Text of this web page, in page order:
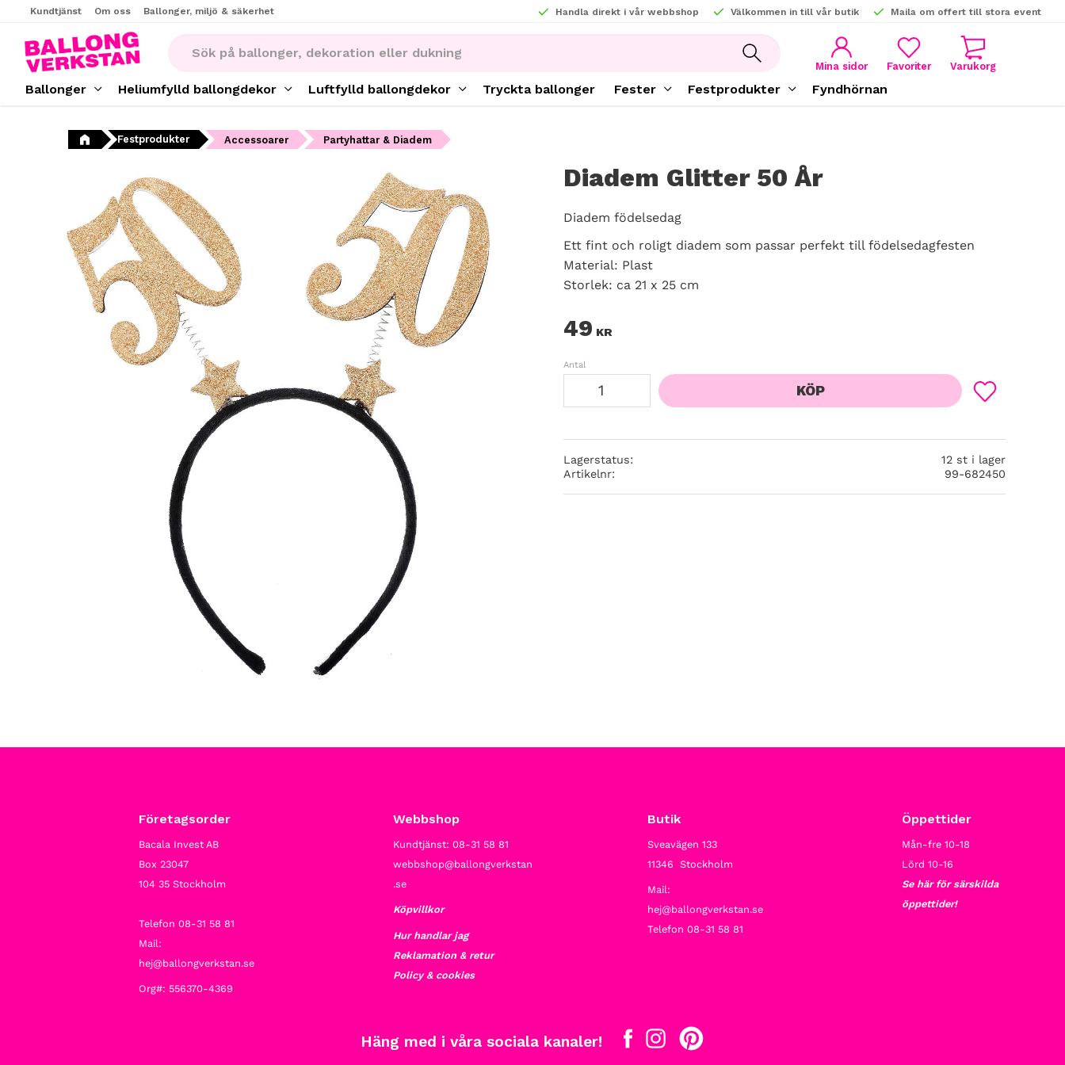
Kundtjänst Om oss Ballonger, miljö & säkerhet Handla direkt i vår webbshop Välkommen in till vår butik Maila om offert till stora event
Mina sidor
FAVORITER
KUNDVAGN
Ballonger Heliumfylld ballongdekor Luftfylld ballongdekor Tryckta ballonger Fester Festprodukter Fyndhörnan
Festprodukter Accessoarer Partyhattar & Diadem
Diadem Glitter 50 År
Diadem födelsedag
Ett fint och roligt diadem som passar perfekt till födelsedagfesten
Material: Plast
Storlek: ca 21 x 25 cm
49 KR
Antal
KÖP
Lägg till i
Lagerstatus
12 st i lager
Artikelnr
99-682450
Företagsorder
Bacala Invest AB
Box 23047
104 35 Stockholm
Telefon 08-31 58 81
Mail:
hej@ballongverkstan.se
Org#: 556370-4369
Webbshop
Kundtjänst: 08-31 58 81
webbshop@ballongverkstan
.se
Köpvillkor
Hur handlar jag
Reklamation & retur
Policy & cookies
Butik
Sveavägen 133
11346 Stockholm
Mail:
hej@ballongverkstan.se
Telefon 08-31 58 81
Öppettider
Mån-fre 10-18
Lörd 10-16
Se här för särskilda
öppettider!
Häng med i våra sociala kanaler!